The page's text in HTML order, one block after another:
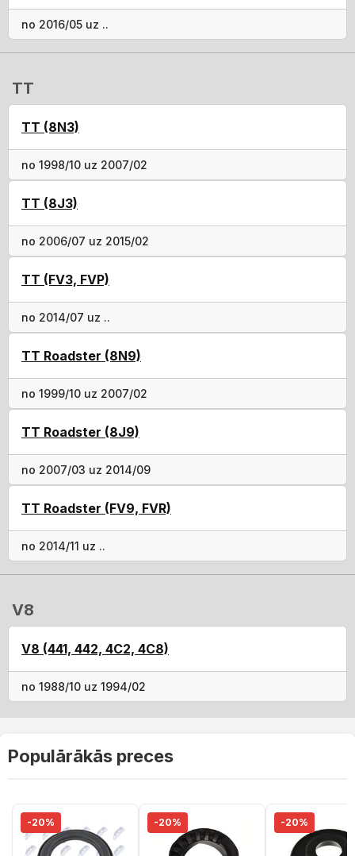
no 2016/05 uz ..
TT
TT (8N3)
no 1998/10 uz 2007/02
TT (8J3)
no 2006/07 uz 2015/02
TT (FV3, FVP)
no 2014/07 uz ..
TT Roadster (8N9)
no 1999/10 uz 2007/02
TT Roadster (8J9)
no 2007/03 uz 2014/09
TT Roadster (FV9, FVR)
no 2014/11 uz ..
V8
V8 (441, 442, 4C2, 4C8)
no 1988/10 uz 1994/02
Populārākās preces
-20% -20% -20%